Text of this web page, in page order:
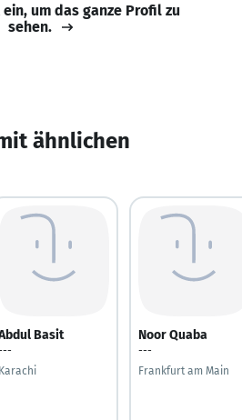
um das ganze Profil zu
sehen.
ähnlichen
Basit
Karachi
Noor Quaba
---
Frankfurt am Main